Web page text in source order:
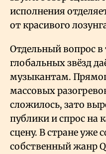
исполнения
от красивого
Отдельный вопрос в
глобальных звёзд
музыкантам.
массовых
сложилось, зато
публики и спрос на
сцену. В стране уже
собственный жанр